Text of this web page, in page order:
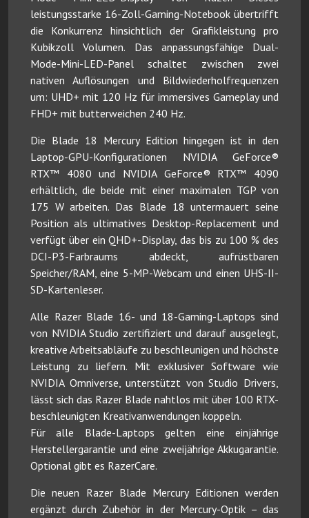
leistungsstarke 16-Zoll-Gaming-Notebook übertrifft
die Konkurrenz hinsichtlich der Grafikleistung pro
Kubikzoll Volumen. Das anpassungsfähige Dual-
Mode-Mini-LED-Panel schaltet zwischen zwei
nativen Auflösungen und Bildwiederholfrequenzen
um: UHD+ mit 120 Hz für immersives Gameplay und
FHD+ mit butterweichen 240 Hz.
Die Blade 18 Mercury Edition hingegen ist in den
Laptop-GPU-Konfigurationen NVIDIA GeForce®
RTX™ 4080 und NVIDIA GeForce® RTX™ 4090
erhältlich, die beide mit einer maximalen TGP von
175 W arbeiten. Das Blade 18 untermauert seine
Position als ultimatives Desktop-Replacement und
verfügt über ein QHD+-Display, das bis zu 100 % des
DCI-P3-Farbraums abdeckt, aufrüstbaren
Speicher/RAM, eine 5-MP-Webcam und einen UHS-II-
SD-Kartenleser.
Alle Razer Blade 16- und 18-Gaming-Laptops sind
von NVIDIA Studio zertifiziert und darauf ausgelegt,
kreative Arbeitsabläufe zu beschleunigen und höchste
Leistung zu liefern. Mit exklusiver Software wie
NVIDIA Omniverse, unterstützt von Studio Drivers,
lässt sich das Razer Blade nahtlos mit über 100 RTX-
beschleunigten Kreativanwendungen koppeln.
Für alle Blade-Laptops gelten eine einjährige
Herstellergarantie und eine zweijährige Akkugarantie.
Optional gibt es RazerCare.
Die neuen Razer Blade Mercury Editionen werden
ergänzt durch Zubehör in der Mercury-Optik – das